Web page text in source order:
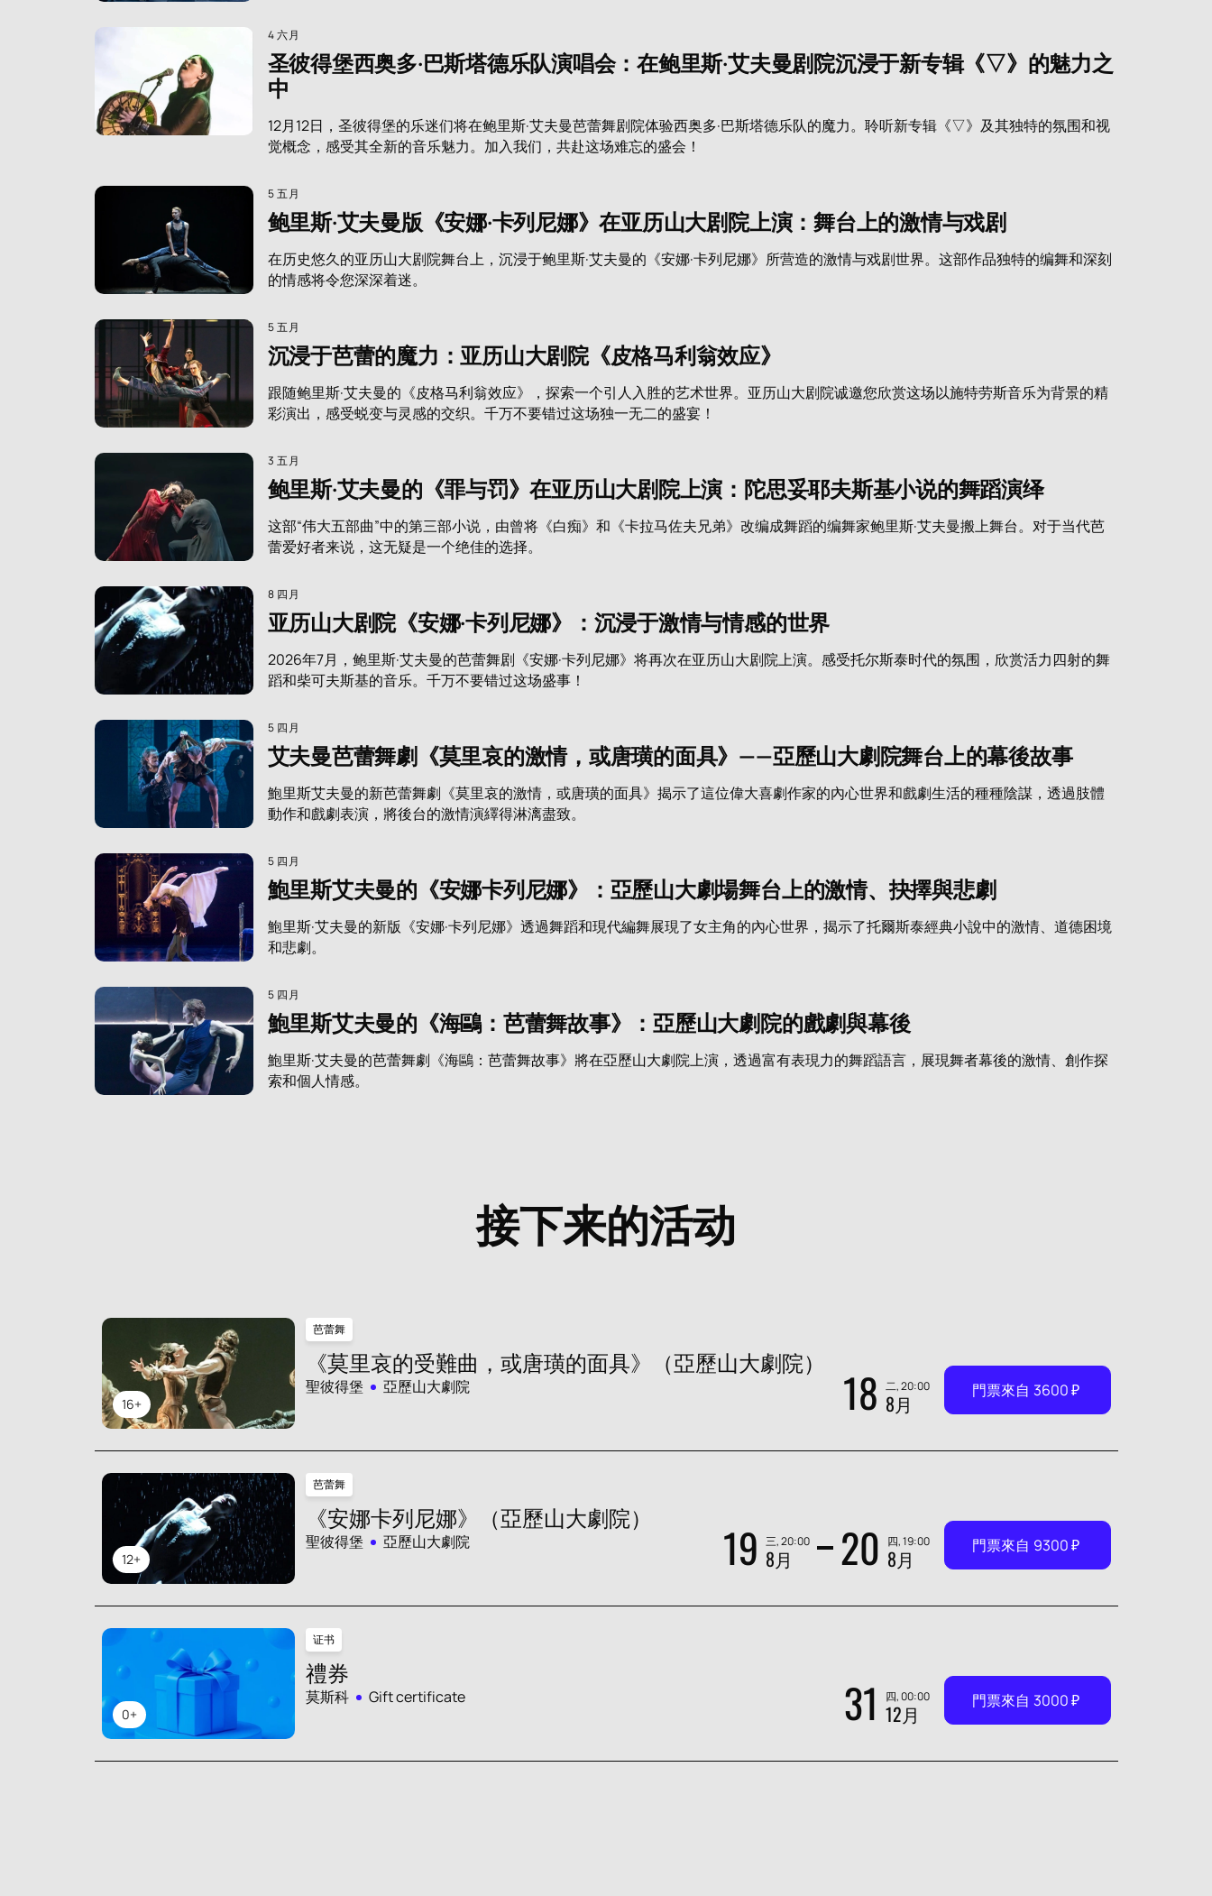
4 六月
圣彼得堡西奥多·巴斯塔德乐队演唱会：在鲍里斯·艾夫曼剧院沉浸于新专辑《▽》的魅力之
中
12月12日，圣彼得堡的乐迷们将在鲍里斯·艾夫曼芭蕾舞剧院体验西奥多·巴斯塔德乐队的魔力。聆听新专辑《▽》及其独特的氛围和视
觉概念，感受其全新的音乐魅力。加入我们，共赴这场难忘的盛会！
5 五月
鲍里斯·艾夫曼版《安娜·卡列尼娜》在亚历山大剧院上演：舞台上的激情与戏剧
在历史悠久的亚历山大剧院舞台上，沉浸于鲍里斯·艾夫曼的《安娜·卡列尼娜》所营造的激情与戏剧世界。这部作品独特的编舞和深刻
的情感将令您深深着迷。
5 五月
沉浸于芭蕾的魔力：亚历山大剧院《皮格马利翁效应》
跟随鲍里斯·艾夫曼的《皮格马利翁效应》，探索一个引人入胜的艺术世界。亚历山大剧院诚邀您欣赏这场以施特劳斯音乐为背景的精
彩演出，感受蜕变与灵感的交织。千万不要错过这场独一无二的盛宴！
3 五月
鲍里斯·艾夫曼的《罪与罚》在亚历山大剧院上演：陀思妥耶夫斯基小说的舞蹈演绎
这部“伟大五部曲”中的第三部小说，由曾将《白痴》和《卡拉马佐夫兄弟》改编成舞蹈的编舞家鲍里斯·艾夫曼搬上舞台。对于当代芭
蕾爱好者来说，这无疑是一个绝佳的选择。
8 四月
亚历山大剧院《安娜·卡列尼娜》：沉浸于激情与情感的世界
2026年7月，鲍里斯·艾夫曼的芭蕾舞剧《安娜·卡列尼娜》将再次在亚历山大剧院上演。感受托尔斯泰时代的氛围，欣赏活力四射的舞
蹈和柴可夫斯基的音乐。千万不要错过这场盛事！
5 四月
艾夫曼芭蕾舞劇《莫里哀的激情，或唐璜的面具》——亞歷山大劇院舞台上的幕後故事
鮑里斯艾夫曼的新芭蕾舞劇《莫里哀的激情，或唐璜的面具》揭示了這位偉大喜劇作家的內心世界和戲劇生活的種種陰謀，透過肢體
動作和戲劇表演，將後台的激情演繹得淋漓盡致。
5 四月
鮑里斯艾夫曼的《安娜卡列尼娜》：亞歷山大劇場舞台上的激情、抉擇與悲劇
鮑里斯·艾夫曼的新版《安娜·卡列尼娜》透過舞蹈和現代編舞展現了女主角的內心世界，揭示了托爾斯泰經典小說中的激情、道德困境
和悲劇。
5 四月
鮑里斯艾夫曼的《海鷗：芭蕾舞故事》：亞歷山大劇院的戲劇與幕後
鮑里斯·艾夫曼的芭蕾舞劇《海鷗：芭蕾舞故事》將在亞歷山大劇院上演，透過富有表現力的舞蹈語言，展現舞者幕後的激情、創作探
索和個人情感。
接下来的活动
16+
芭蕾舞
《莫里哀的受難曲，或唐璜的面具》（亞歷山大劇院）
聖彼得堡 亞歷山大劇院 18 二, 20:00
8月 門票來自 3600₽
12+
芭蕾舞
《安娜卡列尼娜》（亞歷山大劇院）
聖彼得堡 亞歷山大劇院 19 三, 20:00
8月 20 四, 19:00
8月 門票來自 9300₽
0+
证书
禮券
莫斯科 Gift certificate 31 四, 00:00
12月 門票來自 3000₽